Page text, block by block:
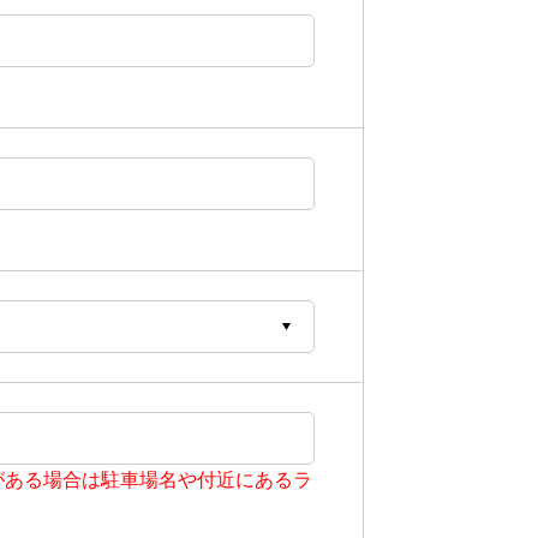
る場合は駐車場名や付近にあるラ